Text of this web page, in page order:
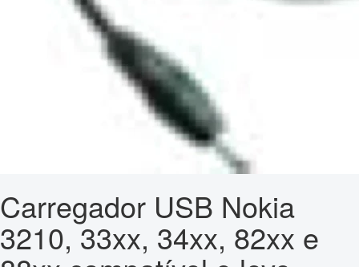
Carregador USB Nokia
3210, 33xx, 34xx, 82xx e